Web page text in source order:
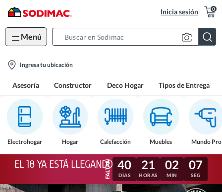
Inicia sesión 0
Menú
location-
Ingresa tu ubicación
Asesoría Constructor Deco Hogar Tipos de Entrega
Electrohogar Hogar Calefacción Muebles Mundo Pro
EL 18 YA ESTÁ LLEGANDO 40
DÍAS
21
HORAS
02
MIN
04
SEG